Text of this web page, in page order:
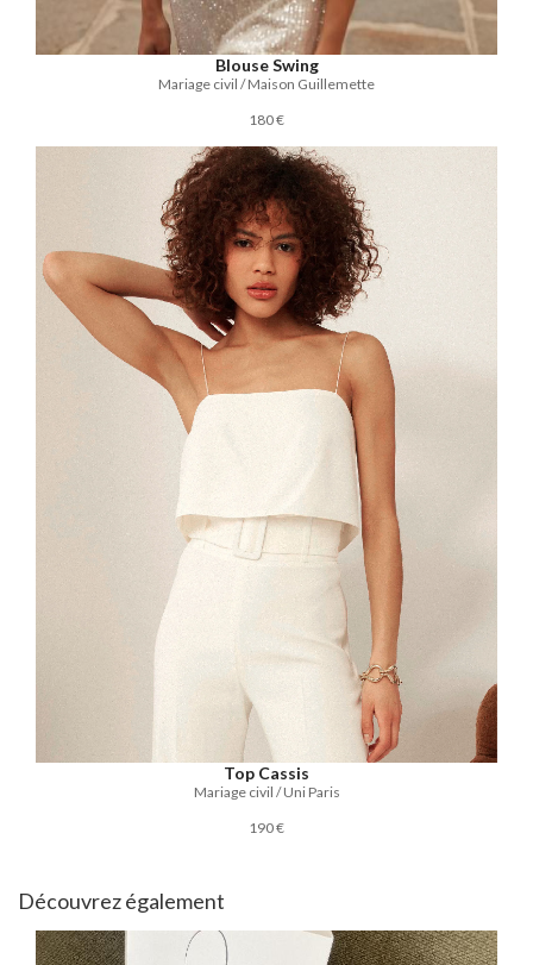
Blouse Swing
Mariage civil / Maison Guillemette
180 €
Top Cassis
Mariage civil / Uni Paris
190 €
Découvrez également